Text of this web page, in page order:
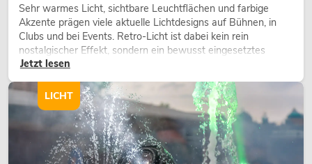
PSSO PA Set PRO M MK2
No. 20000457Artikel nicht mehr verfügbar
Sehr warmes Licht, sichtbare Leuchtflächen und farbige
Akzente prägen viele aktuelle Lichtdesigns auf Bühnen, in
Clubs und bei Events. Retro-Licht ist dabei kein rein
nostalgischer Effekt, sondern ein bewusst eingesetztes
Gestaltungsmittel: Es schafft Atmosphäre, gibt Szenen
wirken lassen.
Jetzt lesen
LICHT